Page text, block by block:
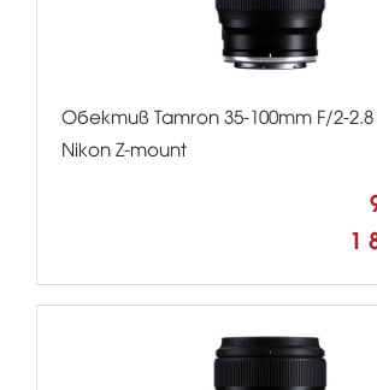
Обектив Tamron 35-100mm F/2-2.8
Nikon Z-mount
1